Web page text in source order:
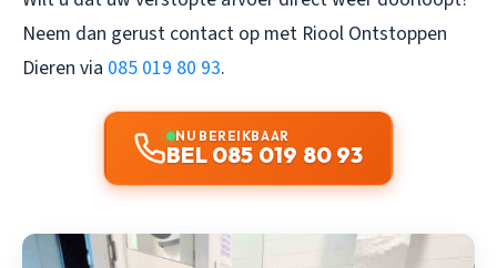
Neem dan gerust contact op met Riool Ontstoppen
Dieren via 085 019 80 93.
NU BEREIKBAAR
BEL 085 019 80 93